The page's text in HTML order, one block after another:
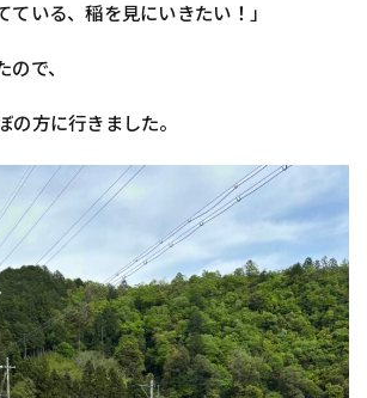
ている、稲を見にいきたい！」
ので、
の方に行きました。